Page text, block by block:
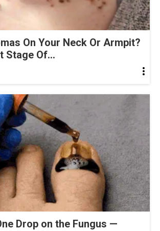
On Your Neck Or Armpit?
Stage Of...
Drop on the Fungus —